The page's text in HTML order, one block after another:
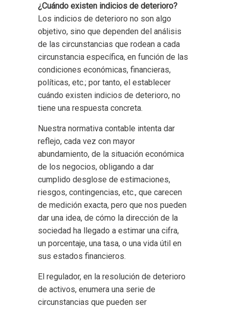
¿Cuándo existen indicios de deterioro?
Los indicios de deterioro no son algo
objetivo, sino que dependen del análisis
de las circunstancias que rodean a cada
circunstancia específica, en función de las
condiciones económicas, financieras,
políticas, etc.; por tanto, el establecer
cuándo existen indicios de deterioro, no
tiene una respuesta concreta.
Nuestra normativa contable intenta dar
reflejo, cada vez con mayor
abundamiento, de la situación económica
de los negocios, obligando a dar
cumplido desglose de estimaciones,
riesgos, contingencias, etc., que carecen
de medición exacta, pero que nos pueden
dar una idea, de cómo la dirección de la
sociedad ha llegado a estimar una cifra,
un porcentaje, una tasa, o una vida útil en
sus estados financieros.
El regulador, en la resolución de deterioro
de activos, enumera una serie de
circunstancias que pueden ser